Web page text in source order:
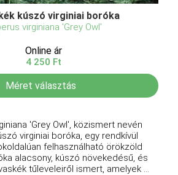
kúszó virginiai boróka
virginiana 'Grey Owl'
Online ár
4 250 Ft
Méret választás
'Grey Owl', közismert nevén
virginiai boróka, egy rendkívül
felhasználható örökzöld
alacsony, kúszó növekedésű, és
tűleveleiről ismert, amelyek ...